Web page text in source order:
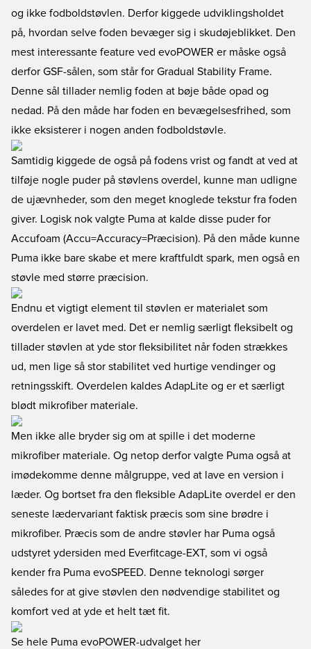
og ikke fodboldstøvlen. Derfor kiggede udviklingsholdet
på, hvordan selve foden bevæger sig i skudøjeblikket. Den
mest interessante feature ved evoPOWER er måske også
derfor GSF-sålen, som står for Gradual Stability Frame.
Denne sål tillader nemlig foden at bøje både opad og
nedad. På den måde har foden en bevægelsesfrihed, som
ikke eksisterer i nogen anden fodboldstøvle.
Samtidig kiggede de også på fodens vrist og fandt at ved at
tilføje nogle puder på støvlens overdel, kunne man udligne
de ujævnheder, som den meget knoglede tekstur fra foden
giver. Logisk nok valgte Puma at kalde disse puder for
Accufoam (Accu=Accuracy=Præcision). På den måde kunne
Puma ikke bare skabe et mere kraftfuldt spark, men også en
støvle med større præcision.
Endnu et vigtigt element til støvlen er materialet som
overdelen er lavet med. Det er nemlig særligt fleksibelt og
tillader støvlen at yde stor fleksibilitet når foden strækkes
ud, men lige så stor stabilitet ved hurtige vendinger og
retningsskift. Overdelen kaldes AdapLite og er et særligt
blødt mikrofiber materiale.
Men ikke alle bryder sig om at spille i det moderne
mikrofiber materiale. Og netop derfor valgte Puma også at
imødekomme denne målgruppe, ved at lave en version i
læder. Og bortset fra den fleksible AdapLite overdel er den
seneste lædervariant faktisk præcis som sine brødre i
mikrofiber. Præcis som de andre støvler har Puma også
udstyret ydersiden med Everfitcage-EXT, som vi også
kender fra Puma evoSPEED. Denne teknologi sørger
således for at give støvlen den nødvendige stabilitet og
komfort ved at yde et helt tæt fit.
Se hele Puma evoPOWER-udvalget her